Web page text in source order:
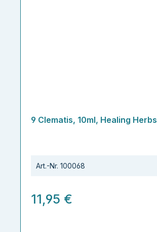
9 Clematis, 10ml, Healing Herbs
Art.-Nr. 100068
11,95 €